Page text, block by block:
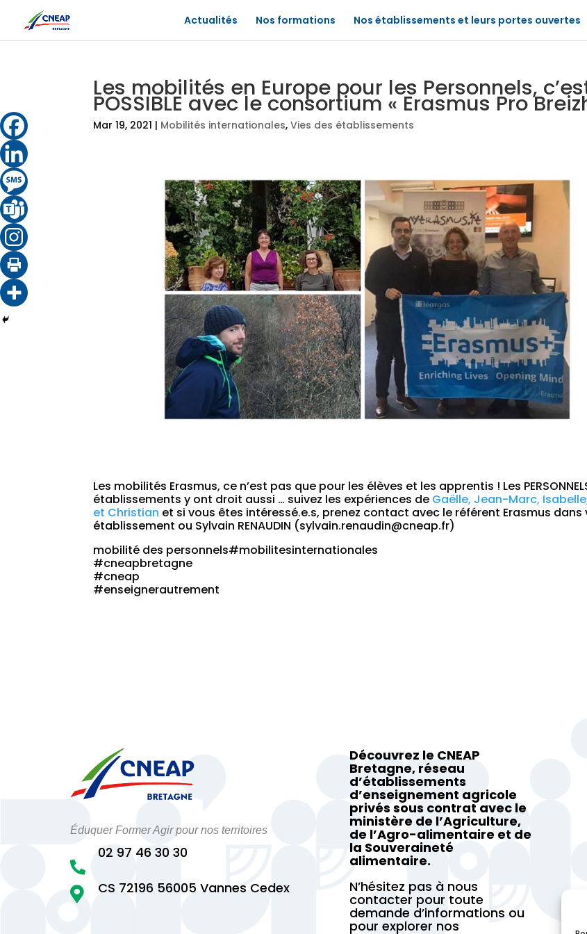
Actualités Nos formations Nos établissements et leurs portes ouvertes
Les mobilités en Europe pour les Personnels,
POSSIBLE avec le consortium « Erasmus Pro
Mar 19, 2021 | Mobilités internationales,Vies des établissements
Les mobilités Erasmus, ce n’est pas que pour les élèves et les apprentis ! Les
établissements y ont droit aussi … suivez les expériences de Gaëlle, Jean-Marc,
et Christian et si vous êtes intéressé.e.s, prenez contact avec le référent Erasmus dans
établissement ou Sylvain RENAUDIN (sylvain.renaudin@cneap.fr)
mobilité des personnels#mobilitesinternationales
#cneapbretagne
#cneap
#enseignerautrement
Éduquer Former Agir pour nos territoires

 CS 72196 56005 Vannes Cedex
02 97 46 30 30
Découvrez le CNEAP
Bretagne, réseau
d’établissements
d’enseignement agricole
privés sous contrat avec le
ministère de l’Agriculture,
de l’Agro-alimentaire et de
la Souveraineté
alimentaire.
N’hésitez pas à nous
contacter pour toute
demande d’informations ou
pour explorer nos